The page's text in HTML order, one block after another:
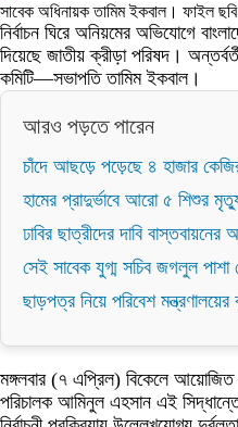
সাবেক অধিনায়ক তামিম ইকবাল। ফাইল ছবি
নির্বাচন ঘিরে অনিয়মের অভিযোগে
দিয়েছে জাতীয় ক্রীড়া পরিষদ।
কমিটি—সভাপতি তামিম ইকবাল।
আরও পড়তে পারেন
চাঁদে আছড়ে পড়েছে ৪ হাজার
হামের প্রাদুর্ভাবে আরো ৫ শিশুর
ঢাবির ছাত্রীদের দাবি বাস্তবায়নের
সেই সাবেক যুগ্ম সচিব জগলুল পাশা
ছাড়পত্র নিয়ে পরিবেশ
মঙ্গলবার (৭ এপ্রিল) বিকেলে আয়োজিত
পরিচালক আমিনুল এহসান এই